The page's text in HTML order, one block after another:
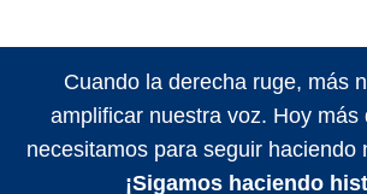
Cuando la derecha ruge, más
amplificar nuestra voz. Hoy más
necesitamos para seguir haciendo
¡Sigamos haciendo